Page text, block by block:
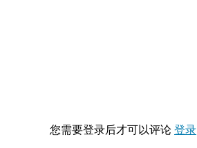
您需要登录后才可以评论 登录